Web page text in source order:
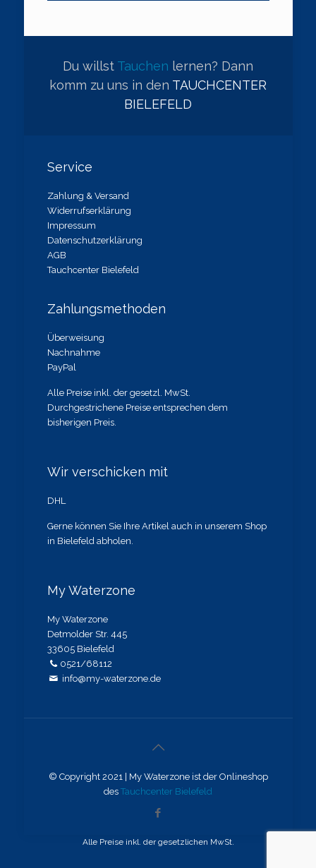
Du willst Tauchen lernen? Dann
komm zu uns in den TAUCHCENTER
BIELEFELD
Service
Zahlung & Versand
Widerrufserklärung
Impressum
Datenschutzerklärung
AGB
Tauchcenter Bielefeld
Zahlungsmethoden
Überweisung
Nachnahme
PayPal
Alle Preise inkl. der gesetzl. MwSt.
Durchgestrichene Preise entsprechen dem
bisherigen Preis.
Wir verschicken mit
DHL
Gerne können Sie Ihre Artikel auch in unserem Shop
in Bielefeld abholen.
My Waterzone
My Waterzone
Detmolder Str. 445
33605 Bielefeld
0521/68112
info@my-waterzone.de
© Copyright 2021 | My Waterzone ist der Onlineshop
des Tauchcenter Bielefeld
Alle Preise inkl. der gesetzlichen MwSt.